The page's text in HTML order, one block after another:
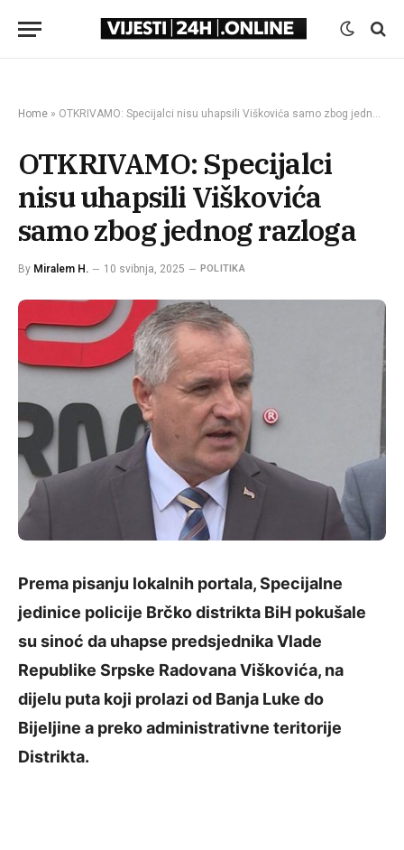
Home » OTKRIVAMO: Specijalci nisu uhapsili Viškovića samo zbog jednog razloga
OTKRIVAMO: Specijalci
nisu uhapsili Viškovića
samo zbog jednog razloga
By Miralem H. 10 svibnja, 2025 POLITIKA
Prema pisanju lokalnih portala, Specijalne
jedinice policije Brčko distrikta BiH pokušale
su sinoć da uhapse predsjednika Vlade
Republike Srpske Radovana Viškovića, na
dijelu puta koji prolazi od Banja Luke do
Bijeljine a preko administrativne teritorije
Distrikta.